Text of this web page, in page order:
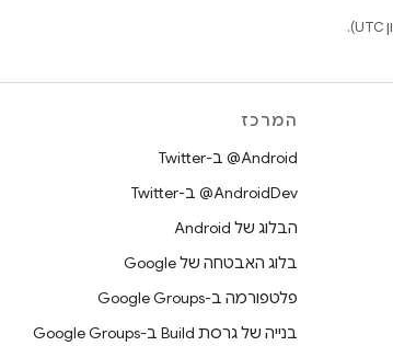
המרכז
‎@Android ב-Twitter
‎@AndroidDev ב-Twitter
הבלוג של Android
בלוג האבטחה של Google
פלטפורמה ב-Google Groups
בנייה של גרסת Build ב-Google Groups